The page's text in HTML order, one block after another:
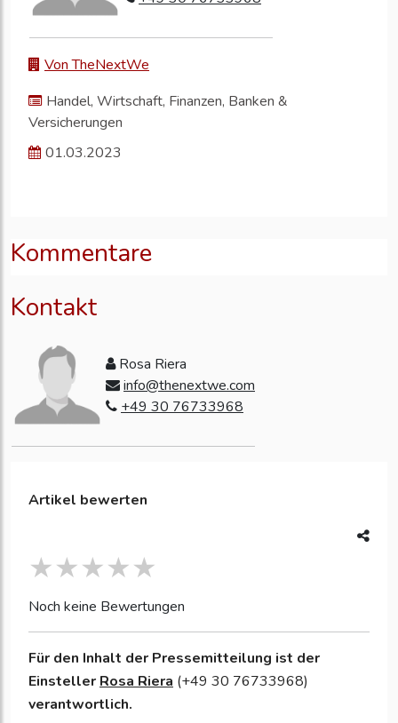
Von TheNextWe
Handel, Wirtschaft, Finanzen, Banken &
Versicherungen
01.03.2023
Kommentare
Kontakt
Rosa Riera
info@thenextwe.com
+49 30 76733968
Artikel bewerten
Noch keine Bewertungen
Für den Inhalt der Pressemitteilung ist der
Einsteller Rosa Riera (+49 30 76733968)
verantwortlich.